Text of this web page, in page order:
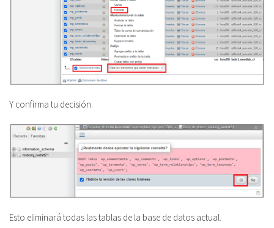
Y confirma tu decisión.
Esto eliminará todas las tablas de la base de datos actual.